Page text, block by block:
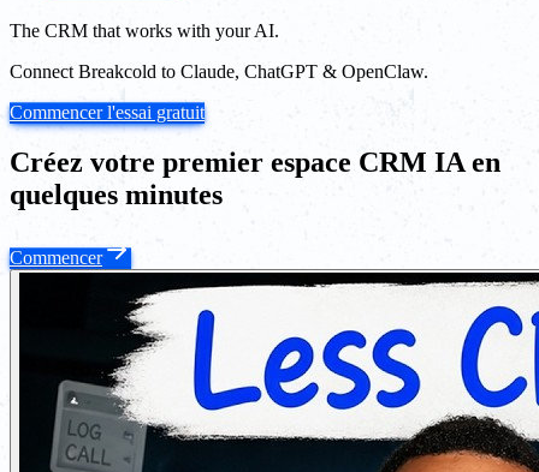
The CRM that works with your AI.
Connect Breakcold to Claude, ChatGPT & OpenClaw.
Commencer l'essai gratuit
Créez votre premier espace CRM IA en
quelques minutes
Commencer